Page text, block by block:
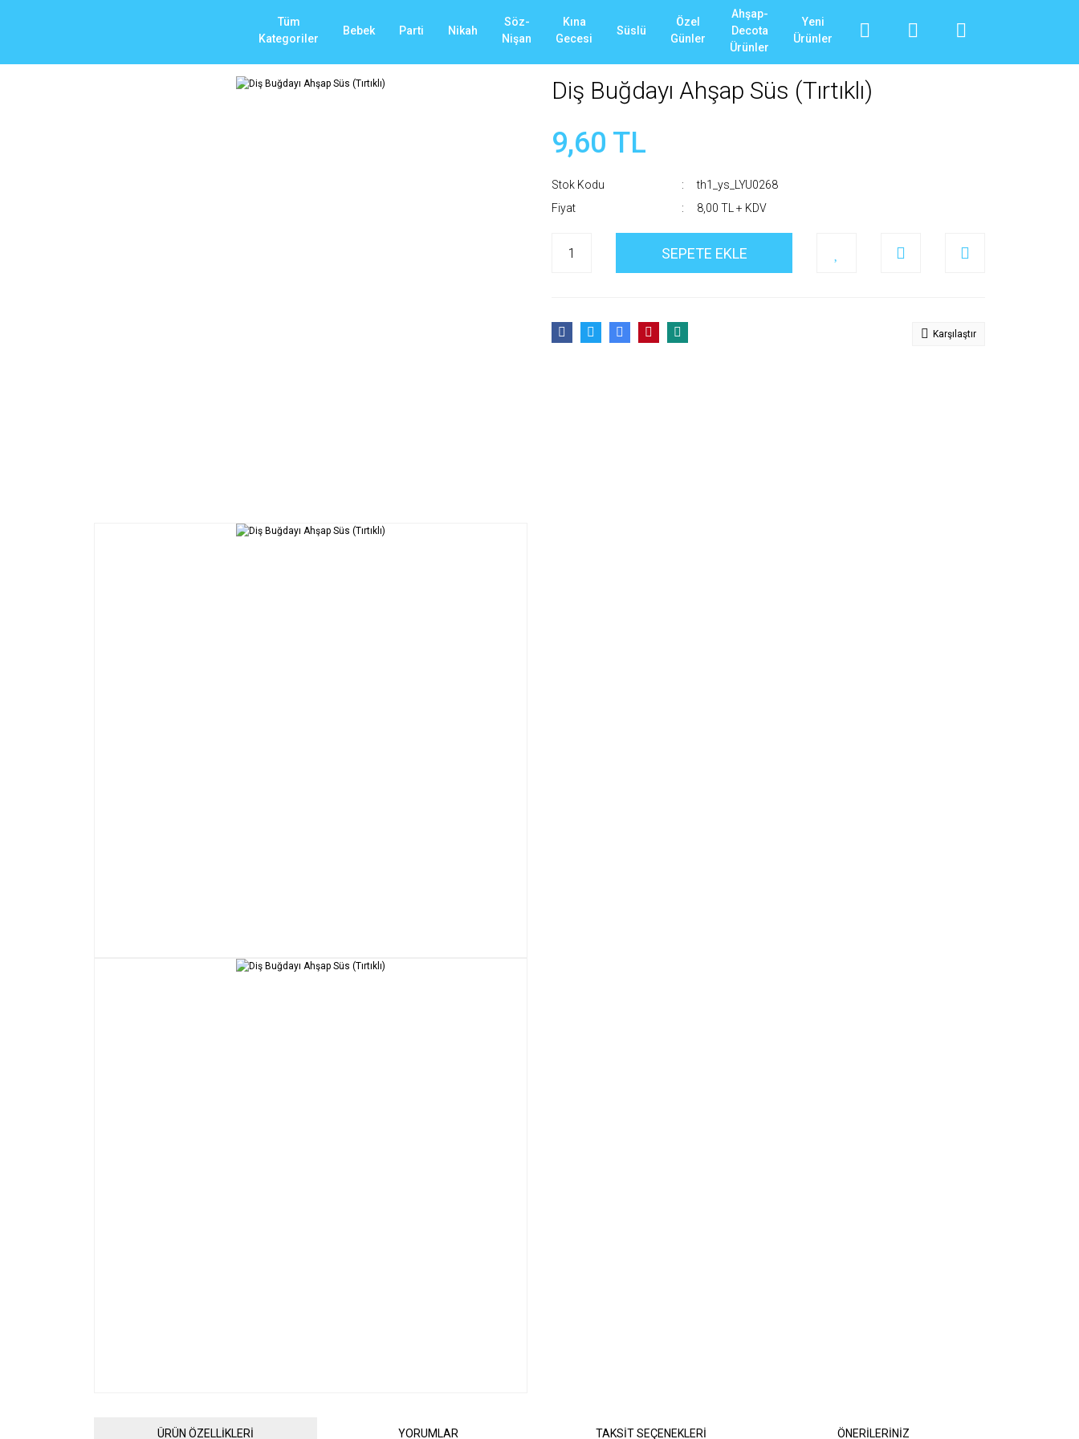
Tüm
Kategoriler
Bebek Parti Nikah
Söz-
Nişan
Kına
Gecesi
Süslü
Özel
Günler
Ahşap-
Decota
Ürünler
Yeni
Ürünler
Diş Buğdayı Ahşap Süs (Tırtıklı)
9,60 TL
Stok Kodu
th1_ys_LYU0268
Fiyat
8,00 TL + KDV
SEPETE EKLE
Karşılaştır
ÜRÜN ÖZELLİKLERİ YORUMLAR TAKSİT SEÇENEKLERİ ÖNERİLERİNİZ